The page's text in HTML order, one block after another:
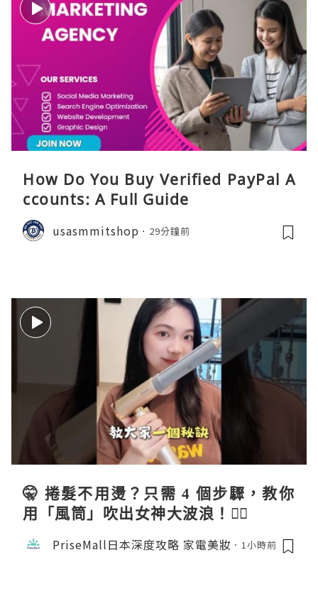
How Do You Buy Verified PayPal A
ccounts: A Full Guide
usasmmitshop 29分鐘前
🤫 捲髮不用燙？只需 4 個步驟，教你
用「風筒」吹出女神大波浪！💇‍♀️
PriseMall日本深度攻略 家電美妝 1小時前